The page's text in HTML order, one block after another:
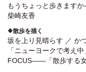
もうちょっと歩きます
柴崎友香
❖散歩を描く
坂を上り見晴らす ／ か
「ニューヨークで考え
FOCUS――「散歩する